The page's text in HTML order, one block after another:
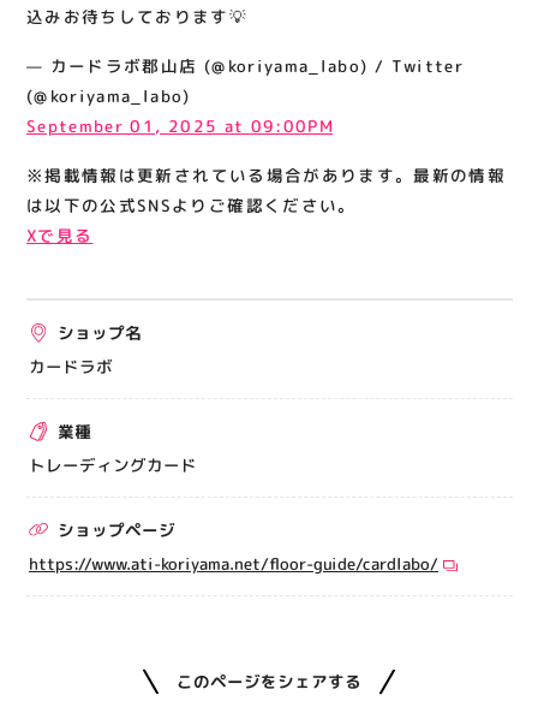
関連情報
お知らせ
お問い合わせ
サイトポリシー
運営会社
出店をご検討の方へ
催事出店募集
アティビジョンについて
込みお待ちしております💡
— カードラボ郡山店 (@koriyama_labo) / Twitter
(@koriyama_labo)
September 01, 2025 at 09:00PM
※掲載情報は更新されている場合があります。最新の情報
は以下の公式SNSよりご確認ください。
Xで見る
ショップ名
カードラボ
業種
トレーディングカード
ショップページ
https://www.ati-koriyama.net/floor-guide/cardlabo/
このページをシェアする